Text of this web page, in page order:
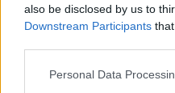
also be disclosed by us to
Downstream Participants
Please note that this
Personal Data